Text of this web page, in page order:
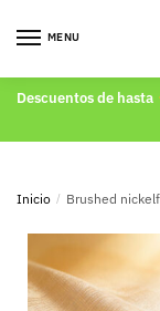
MENU
Descuentos de hasta
Inicio / Brushed